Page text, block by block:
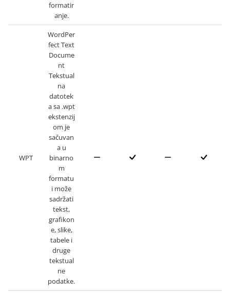
formatir
anje.
WPT
WordPer
fect Text
Docume
nt
Tekstual
na
datotek
a sa .wpt
ekstenzij
om je
sačuvan
a u
binarno
m
formatu
i može
sadržati
tekst,
grafikon
e, slike,
tabele i
druge
tekstual
ne
podatke.